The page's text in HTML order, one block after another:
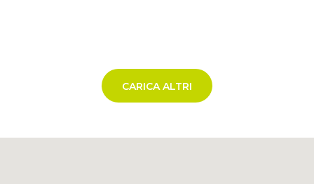
CARICA ALTRI